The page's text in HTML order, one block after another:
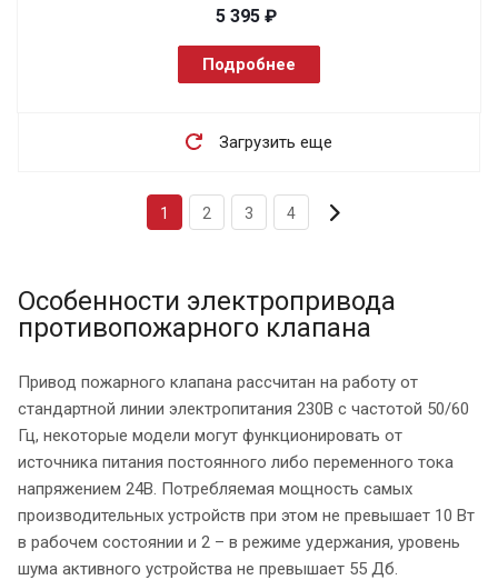
5 395 ₽
Подробнее
Загрузить еще
1 2 3 4
Особенности электропривода
противопожарного клапана
Привод пожарного клапана рассчитан на работу от
стандартной линии электропитания 230В с частотой 50/60
Гц, некоторые модели могут функционировать от
источника питания постоянного либо переменного тока
напряжением 24В. Потребляемая мощность самых
производительных устройств при этом не превышает 10 Вт
в рабочем состоянии и 2 – в режиме удержания, уровень
шума активного устройства не превышает 55 Дб.